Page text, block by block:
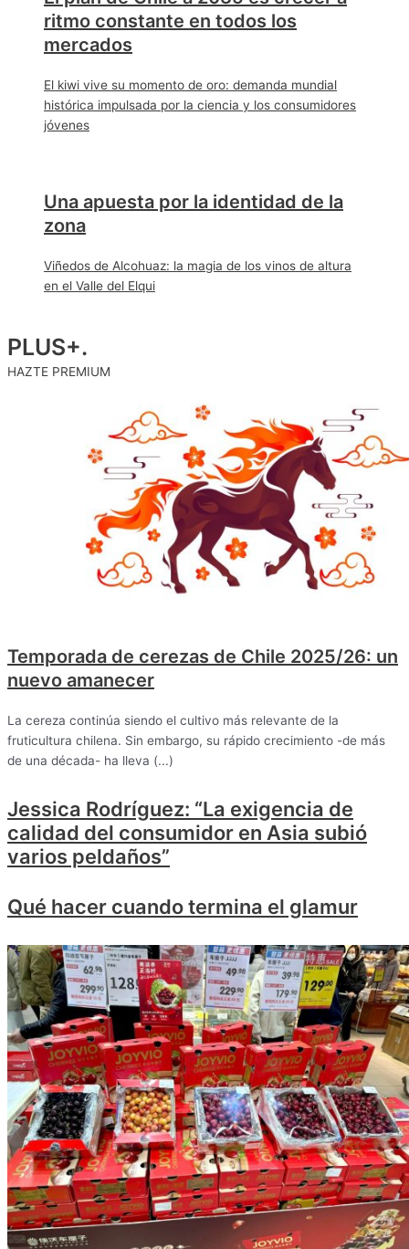
ritmo constante en todos los
mercados
El kiwi vive su momento de oro: demanda mundial
histórica impulsada por la ciencia y los consumidores
jóvenes
Una apuesta por la identidad de la
zona
Viñedos de Alcohuaz: la magia de los vinos de altura
en el Valle del Elqui
PLUS+.
HAZTE PREMIUM
Temporada de cerezas de Chile 2025/26: un
nuevo amanecer
La cereza continúa siendo el cultivo más relevante de la
fruticultura chilena. Sin embargo, su rápido crecimiento -de más
de una década- ha lleva (...)
Jessica Rodríguez: “La exigencia de
calidad del consumidor en Asia subió
varios peldaños”
Qué hacer cuando termina el glamur